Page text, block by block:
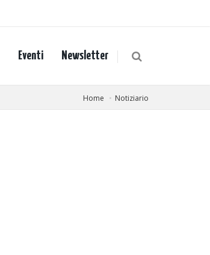
Eventi Newsletter
Home Notiziario